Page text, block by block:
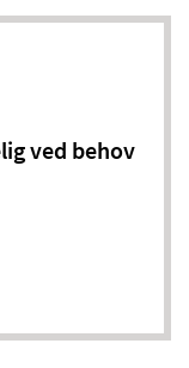
ved behov